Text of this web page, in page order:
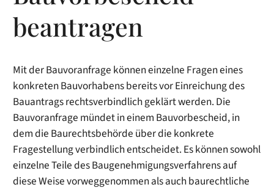
beantragen
Mit der Bauvoranfrage können einzelne Fragen eines
konkreten Bauvorhabens bereits vor Einreichung des
Bauantrags rechtsverbindlich geklärt werden. Die
Bauvoranfrage mündet in einem Bauvorbescheid, in
dem die Baurechtsbehörde über die konkrete
Fragestellung verbindlich entscheidet. Es können sowohl
einzelne Teile des Baugenehmigungsverfahrens auf
diese Weise vorweggenommen als auch baurechtliche